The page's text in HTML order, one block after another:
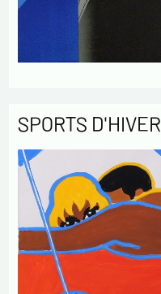
SPORTS D'HIVER